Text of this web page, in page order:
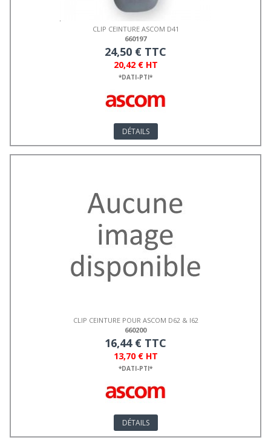
CLIP CEINTURE ASCOM D41
660197
24,50 € TTC
20,42 € HT
*DATI-PTI*
DÉTAILS
CLIP CEINTURE POUR ASCOM D62 & I62
660200
16,44 € TTC
13,70 € HT
*DATI-PTI*
DÉTAILS